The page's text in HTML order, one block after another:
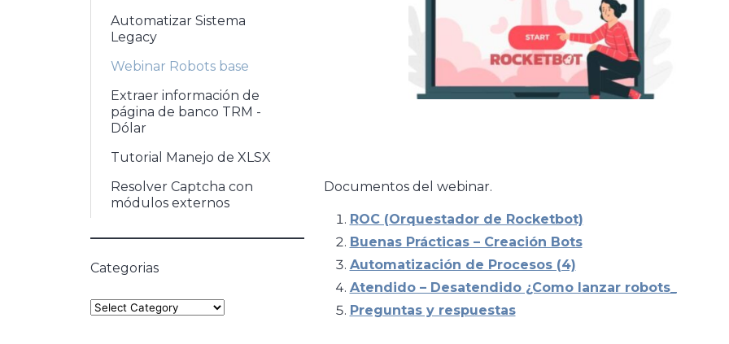
Automatizar Sistema
Legacy
Webinar Robots base
Extraer información de
página de banco TRM -
Dólar
Tutorial Manejo de XLSX
Resolver Captcha con
módulos externos
Categorias
Categories
Documentos del webinar.
ROC (Orquestador de Rocketbot)
Buenas Prácticas – Creación Bots
Automatización de Procesos (4)
Atendido – Desatendido ¿Como lanzar robots_
Preguntas y respuestas